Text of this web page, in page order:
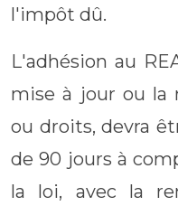
l'impôt dû.
L'adhésion au
mise à jour ou la
ou droits, devra
de 90 jours à
la loi, avec la